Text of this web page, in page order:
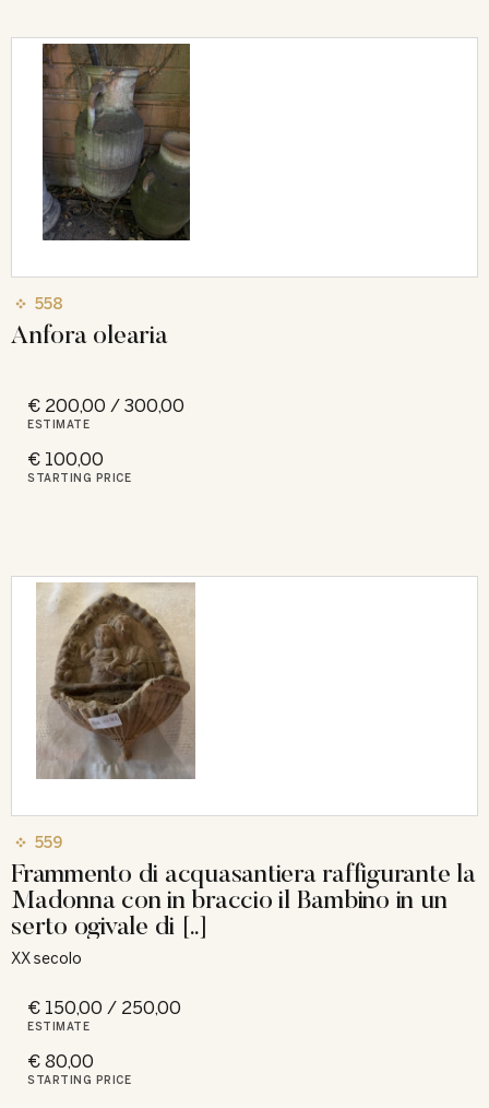
558
Anfora olearia
€ 200,00 / 300,00
ESTIMATE
€ 100,00
STARTING PRICE
559
Frammento di acquasantiera raffigurante la
Madonna con in braccio il Bambino in un
serto ogivale di [..]
XX secolo
€ 150,00 / 250,00
ESTIMATE
€ 80,00
STARTING PRICE